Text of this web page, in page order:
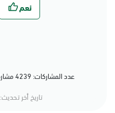
عدد المشاركات: 4239 مشاركة (87%) أعجبهم المحتوى
تاريخ أخر تحديث: